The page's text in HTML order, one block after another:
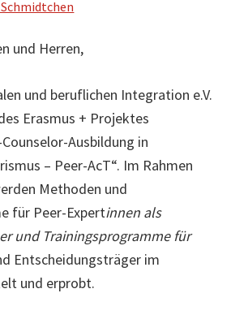
und Herren,
und beruflichen Integration e.V.
Erasmus + Projektes
Ausbildung in
– Peer-AcT“. Im Rahmen
Methoden und
für Peer-Expertinnen als
und Trainingsprogramme für
Entscheidungsträger im
und erprobt.